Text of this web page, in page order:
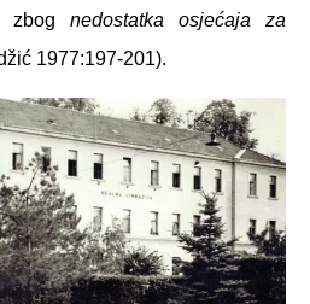
zbog nedostatka osjećaja za
1977:197-201).